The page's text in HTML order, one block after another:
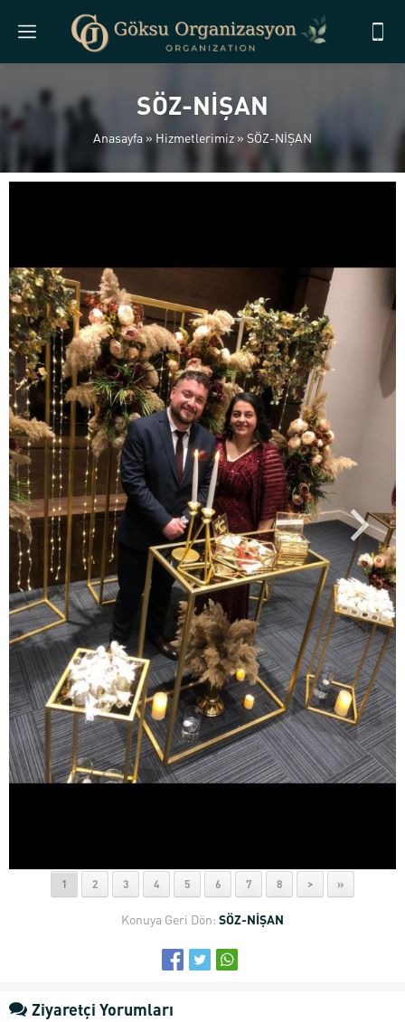
SÖZ-NİŞAN
Anasayfa »Hizmetlerimiz » SÖZ-NİŞAN
1 2 3 4 5 6 7 8 > »
Konuya Geri Dön: SÖZ-NİŞAN
Ziyaretçi Yorumları